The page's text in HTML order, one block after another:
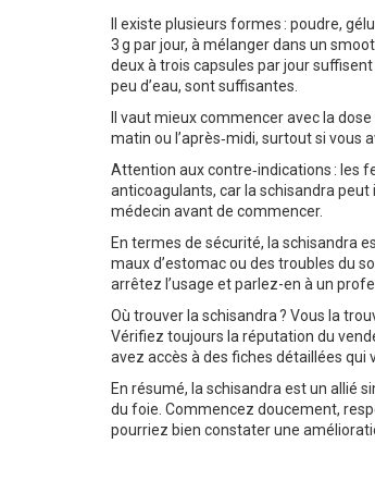
Il existe plusieurs formes : poudre,
3 g par jour, à mélanger dans un
deux à trois capsules par jour
peu d’eau, sont suffisantes.
Il vaut mieux commencer avec la
matin ou l’après‑midi, surtout si
Attention aux contre‑indications : les
anticoagulants, car la schisandra
médecin avant de commencer.
En termes de sécurité, la schisandra
maux d’estomac ou des troubles du
arrêtez l’usage et parlez-en à un
Où trouver la schisandra ? Vous la
Vérifiez toujours la réputation du
avez accès à des fiches détaillées qui
En résumé, la schisandra est un allié
du foie. Commencez doucement,
pourriez bien constater une